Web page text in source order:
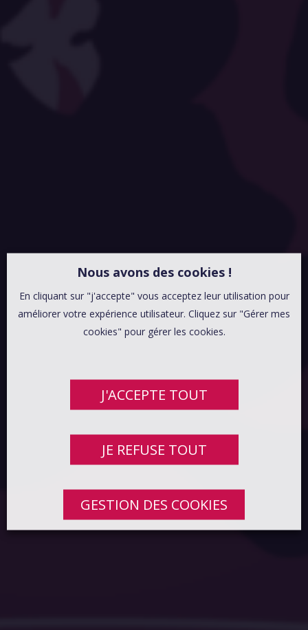
Nous avons des cookies !
En cliquant sur "j'accepte" vous acceptez leur utilisation pour
améliorer votre expérience utilisateur. Cliquez sur "Gérer mes
cookies" pour gérer les cookies.
J'ACCEPTE TOUT
JE REFUSE TOUT
GESTION DES COOKIES